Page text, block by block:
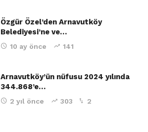
Özgür Özel’den Arnavutköy
Belediyesi’ne ve…
10 ay önce 141
Arnavutköy’ün nüfusu 2024 yılında
344.868’e…
2 yıl önce 303 2